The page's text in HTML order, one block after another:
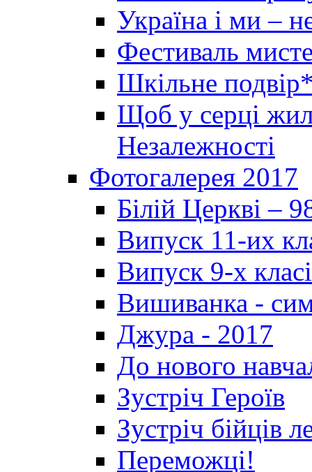
Україна і ми –
Фестиваль
Шкільне
Щоб у серці
Незалежності
Фотогалерея 2017
Білій Церкві –
Випуск 11-их
Випуск 9-х
Вишиванка -
Джура - 2017
До нового
Зустріч Героїв
Зустріч бійців
Переможці!